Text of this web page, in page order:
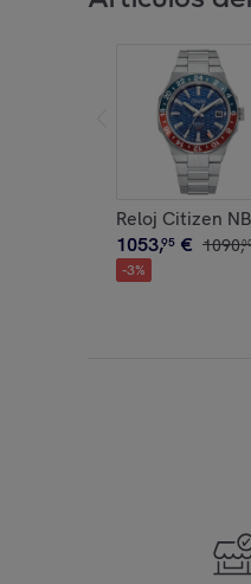
Reloj Citizen
1053,95 € 1090,
-3%